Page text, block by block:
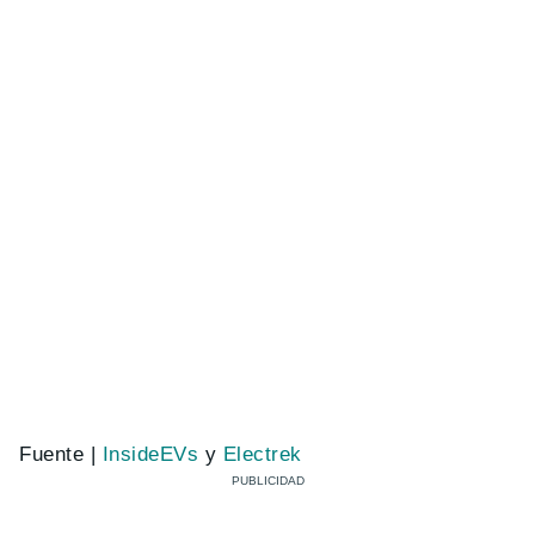
Fuente | InsideEVs y Electrek